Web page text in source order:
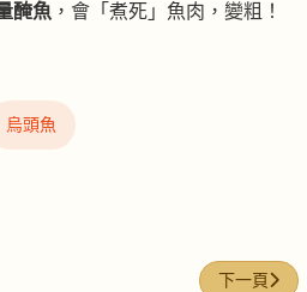
醃魚 ，會「煮死」魚肉，變粗！
烏頭魚
汁 下一篇文章
下一頁